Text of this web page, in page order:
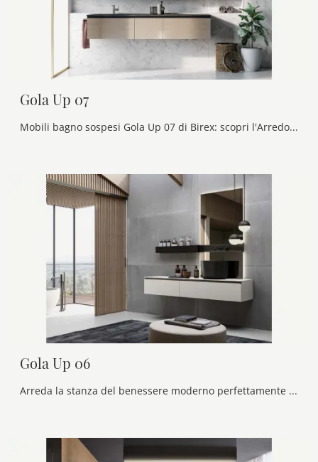
Gola Up 07
Mobili bagno sospesi Gola Up 07 di Birex: scopri l'Arredo Bagno in laccato opaco moderno e arreda il bagno di casa.
Gola Up 06
Arreda la stanza del benessere moderno perfettamente con Gola Up 06, mobili bagno sospesi e oggetti in laminato di Birex.